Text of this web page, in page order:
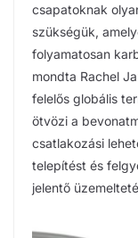
csapatoknak
szükségük,
folyamatosan
mondta Rachel
felelős globális
ötvözi a
csatlakozási
telepítést és
jelentő